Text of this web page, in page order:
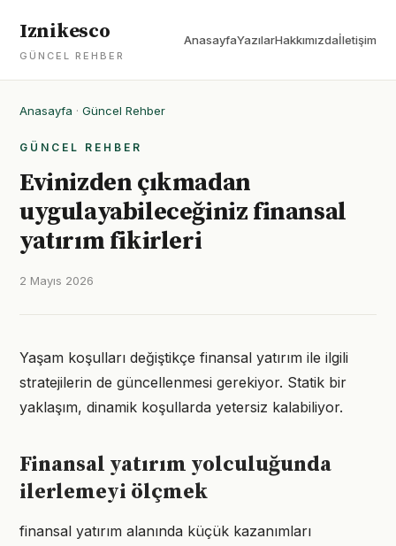
Iznikesco
GÜNCEL REHBER
AnasayfaYazılarHakkımızdaİletişim
Anasayfa · Güncel Rehber
GÜNCEL REHBER
Evinizden çıkmadan
uygulayabileceğiniz finansal
yatırım fikirleri
2 Mayıs 2026
Yaşam koşulları değiştikçe finansal yatırım ile ilgili
stratejilerin de güncellenmesi gerekiyor. Statik bir
yaklaşım, dinamik koşullarda yetersiz kalabiliyor.
Finansal yatırım yolculuğunda
ilerlemeyi ölçmek
finansal yatırım alanında küçük kazanımları